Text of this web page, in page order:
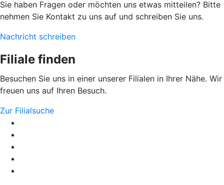
Sie haben Fragen oder möchten uns etwas mitteilen? Bitte
nehmen Sie Kontakt zu uns auf und schreiben Sie uns.
Nachricht schreiben
Filiale finden
Besuchen Sie uns in einer unserer Filialen in Ihrer Nähe. Wir
freuen uns auf Ihren Besuch.
Zur Filialsuche